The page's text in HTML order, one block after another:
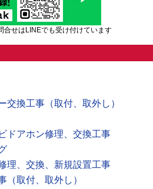
合せはLINEでも受け付けています
交換工事（取付、取外し）
ドアホン修理、交換工事
理、交換、新規設置工事
（取付、取外し）